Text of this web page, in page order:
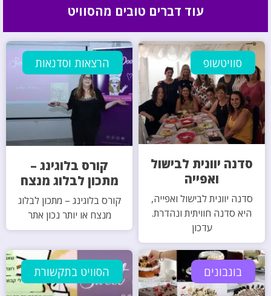
עוד דברים טובים מהסוויט
סוויטשופ
סדנה יוונית לבישול
ואפייה
סדנה יוונית לבישול ואפייה,
היא סדנה חוויתית ונהדרת.
עדכון
הרצאות וסדנאות
קורס בלוגינג –
מתכון לבלוג מנצח
קורס בלוגינג – מתכון לבלוג
מנצח או יותר נכון אתר
בונבונים הסוויט בתקשורת